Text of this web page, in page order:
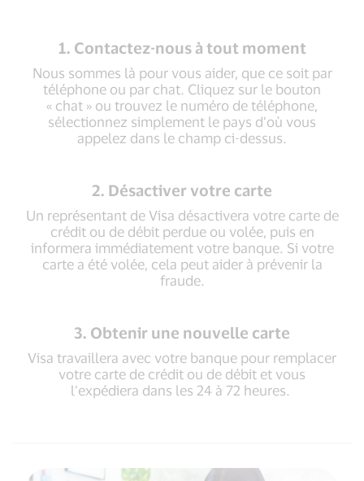
1. Contactez-nous à tout moment
Nous sommes là pour vous aider, que ce soit par
téléphone ou par chat. Cliquez sur le bouton
« chat » ou trouvez le numéro de téléphone,
sélectionnez simplement le pays d’où vous
appelez dans le champ ci-dessus.
2. Désactiver votre carte
Un représentant de Visa désactivera votre carte de
crédit ou de débit perdue ou volée, puis en
informera immédiatement votre banque. Si votre
carte a été volée, cela peut aider à prévenir la
fraude.
3. Obtenir une nouvelle carte
Visa travaillera avec votre banque pour remplacer
votre carte de crédit ou de débit et vous
l’expédiera dans les 24 à 72 heures.